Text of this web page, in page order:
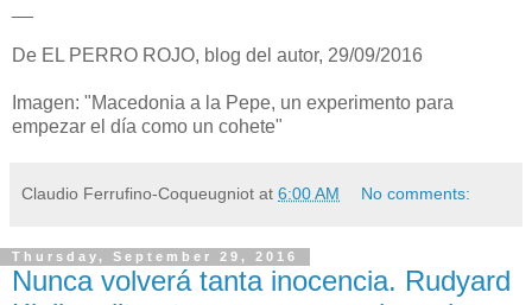
De EL PERRO ROJO, blog del autor, 29/09/2016
Imagen: "Macedonia a la Pepe, un experimento para
empezar el día como un cohete"
Claudio Ferrufino-Coqueugniot at 6:00 AM No comments:
Thursday, September 29, 2016
Nunca volverá tanta inocencia. Rudyard